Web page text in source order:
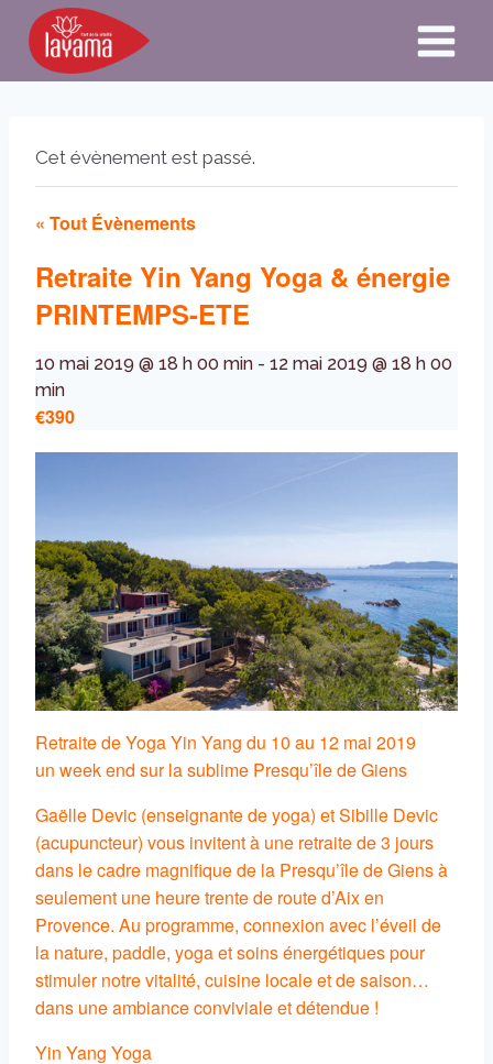
Aller
contenu
Cet évènement est passé.
« Tout Évènements
Retraite Yin Yang Yoga & énergie
PRINTEMPS-ETE
10 mai 2019 @ 18 h 00 min - 12 mai 2019 @ 18 h 00
min
€390
Retraite de Yoga Yin Yang du 10 au 12 mai 2019
un week end sur la sublime Presqu’île de Giens
Gaëlle Devic (enseignante de yoga) et Sibille Devic
(acupuncteur) vous invitent à une retraite de 3 jours
dans le cadre magnifique de la Presqu’île de Giens à
seulement une heure trente de route d’Aix en
Provence. Au programme, connexion avec l’éveil de
la nature, paddle, yoga et soins énergétiques pour
stimuler notre vitalité, cuisine locale et de saison…
dans une ambiance conviviale et détendue !
Yin Yang Yoga